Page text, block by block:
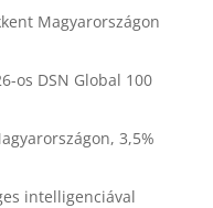
Magyarországon
os DSN Global 100
3,5%
intelligenciával